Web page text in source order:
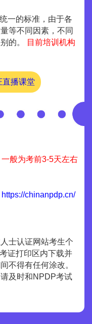
一的标准，由于各
等不同因素，不同
的。
目前培训机构
直播课堂
一般为考前3-5天左右
https://chinanpdp.cn/
士认证网站考生个
证打印区内下载并
不得有任何涂改。
及时和NPDP考试